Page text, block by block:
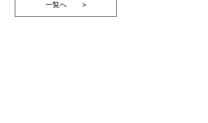
一覧へ >